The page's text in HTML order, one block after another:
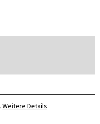
Weitere Details